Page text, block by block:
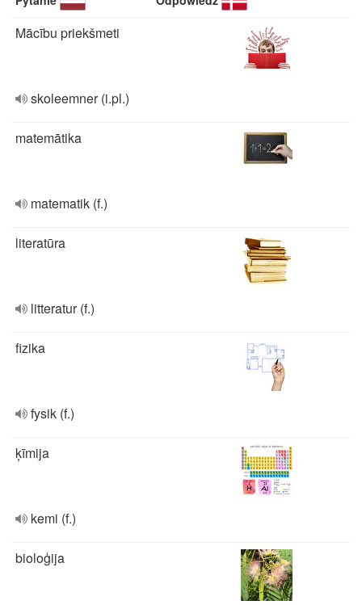
Mācību priekšmeti
skoleemner (i.pl.)
matemātika
matematik (f.)
literatūra
litteratur (f.)
fizika
fysik (f.)
ķīmija
kemi (f.)
bioloģija